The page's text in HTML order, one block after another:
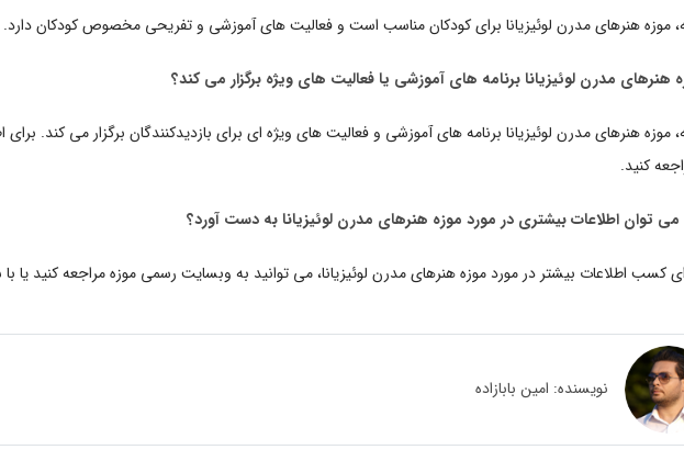
موزه هنرهای مدرن لوئیزیانا برای کودکان مناسب است و فعالیت های آموزشی و تفریحی مخصوص کودکان دارد.
هنرهای مدرن لوئیزیانا برنامه های آموزشی یا فعالیت های ویژه برگزار می کند؟
موزه هنرهای مدرن لوئیزیانا برنامه های آموزشی و فعالیت های ویژه ای برای بازدیدکنندگان برگزار می کند.
کنید.
توان اطلاعات بیشتری در مورد موزه هنرهای مدرن لوئیزیانا به دست آورد؟
کسب اطلاعات بیشتر در مورد موزه هنرهای مدرن لوئیزیانا، می توانید به وبسایت رسمی موزه مراجعه کنید یا
نویسنده: امین بابازاده